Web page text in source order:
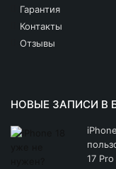
Гарантия
Контакты
Отзывы
НОВЫЕ ЗАПИСИ В
17 Pro